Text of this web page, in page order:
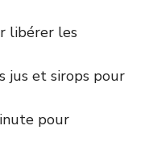
libérer les
jus et sirops pour
pour